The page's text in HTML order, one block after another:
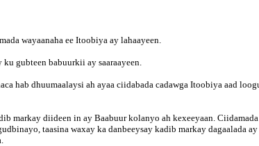
wayaanaha ee Itoobiya ay lahaayeen.
ku gubteen babuurkii ay saaraayeen.
hab dhuumaalaysi ah ayaa ciidabada cadawga Itoobiya aad
markay diideen in ay Baabuur kolanyo ah kexeeyaan.
taasina waxay ka danbeeysay kadib markay dagaalada